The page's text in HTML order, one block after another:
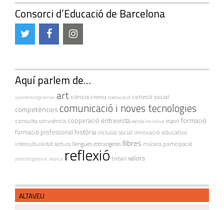
Consorci d’Educació de Barcelona
Aquí parlem de…
aprenentatge servei art ciènciacinemacoeducació cohesió social
competènciescomunicació i noves tecnologies
consultaconvivència cooperació entrevistaescola inclusivaesportformació
formació professional història inclusió social innovació educativa
interculturalitat lectura llengües estrangeres llibres música participació
postobligatoris recerca reflexiótreball valors
ALTAVEU